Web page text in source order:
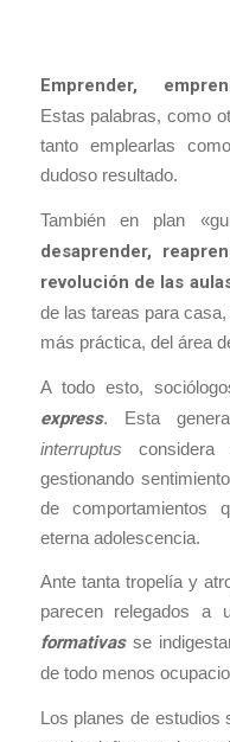
Emprender,
Estas palabras, como
tanto emplearlas
dudoso resultado.
También en plan
desaprender,
revolución de las
de las tareas para
más práctica, del área
A todo esto,
express. Esta
interruptus considera
gestionando
de comportamientos
eterna adolescencia.
Ante tanta tropelía y
parecen relegados a
formativas se
de todo menos
Los planes de estudios